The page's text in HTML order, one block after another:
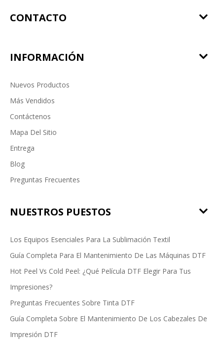
CONTACTO
INFORMACIÓN
Nuevos Productos
Más Vendidos
Contáctenos
Mapa Del Sitio
Entrega
Blog
Preguntas Frecuentes
NUESTROS PUESTOS
Los Equipos Esenciales Para La Sublimación Textil
Guía Completa Para El Mantenimiento De Las Máquinas DTF
Hot Peel Vs Cold Peel: ¿Qué Película DTF Elegir Para Tus
Impresiones?
Preguntas Frecuentes Sobre Tinta DTF
Guía Completa Sobre El Mantenimiento De Los Cabezales De
Impresión DTF